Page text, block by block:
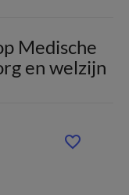
Medische
en welzijn